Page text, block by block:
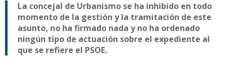
La concejal de Urbanismo se ha inhibido en todo
momento de la gestión y la tramitación de este
asunto, no ha firmado nada y no ha ordenado
ningún tipo de actuación sobre el expediente al
que se refiere el PSOE.